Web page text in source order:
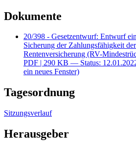
Dokumente
20/398 - Gesetzentwurf: Entwurf
Sicherung der Zahlungsfähigkeit
Rentenversicherung (RV-
PDF | 290 KB — Status:
ein neues Fenster)
Tagesordnung
Sitzungsverlauf
Herausgeber